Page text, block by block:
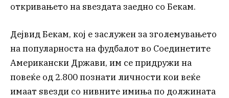
откривањето на ѕвездата заедно со Бекам.
Дејвид Бекам, кој е заслужен за зголемувањето
на популарноста на фудбалот во Соединетите
Американски Држави, им се придружи на
повеќе од 2.800 познати личности кои веќе
имаат ѕвезди со нивните имиња по должината